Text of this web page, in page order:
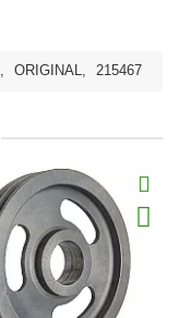
, ORIGINAL, 215467